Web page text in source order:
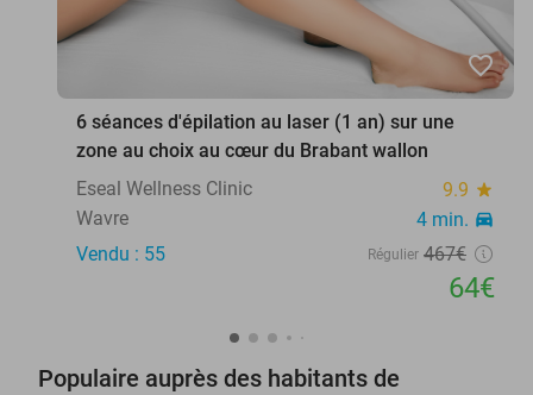
favorite_border
6 séances d'épilation au laser (1 an) sur une
zone au choix au cœur du Brabant wallon
Eseal Wellness Clinic
9.9 star
Wavre 4 min. directions_car
Vendu : 55 Régulier 467€
64€
Populaire auprès des habitants de